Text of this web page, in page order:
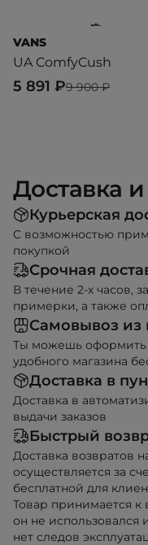
VANS
UA ComfyCush
9 900 ₽
5 891 ₽
Доставка
Курьерская
С возможностью
покупкой
Срочная
В течение 2-х часов,
примерки, а также
Самовывоз из
Ты можешь оформить
удобного магазина
Доставка в
Доставка в
выдачи заказов
Быстрый
Доставка возвратов
осуществляется за
бесплатной для
Товар принимается к
он не использовался
нет следов